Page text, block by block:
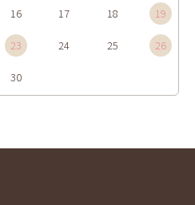
16 17 18 19
23 24 25 26
30